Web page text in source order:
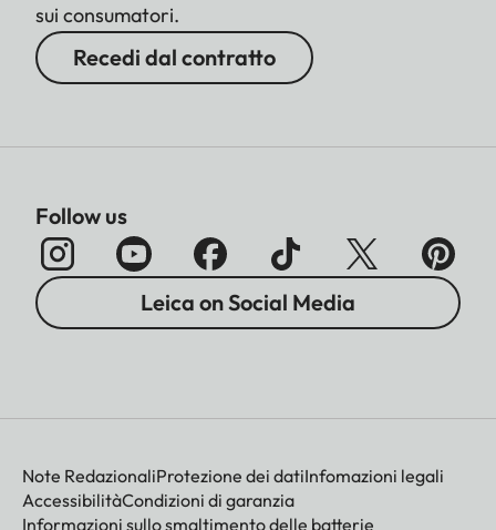
sui consumatori.
Recedi dal contratto
Follow us
Leica on Social Media
Note RedazionaliProtezione dei datiInfomazioni legali
AccessibilitàCondizioni di garanzia
Informazioni sullo smaltimento delle batterie